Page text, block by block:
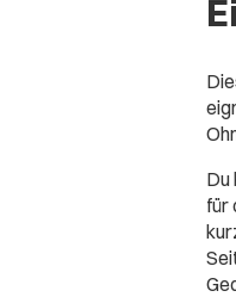
Du
für